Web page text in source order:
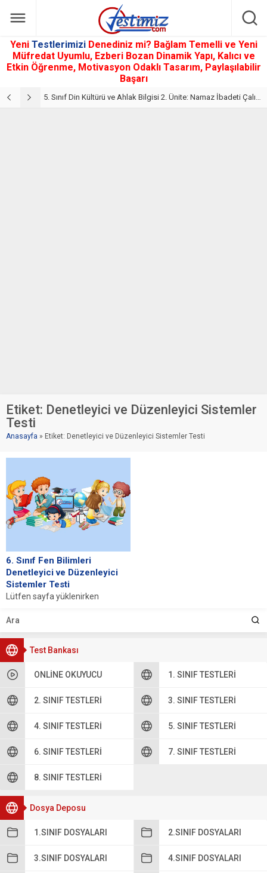
Yeni Testlerimizi Denediniz mi? Bağlam Temelli ve Yeni
Müfredat Uyumlu, Ezberi Bozan Dinamik Yapı, Kalıcı ve
Etkin Öğrenme, Motivasyon Odaklı Tasarım, Paylaşılabilir
Başarı
5. Sınıf Namaz İbadeti Ünite Testi – Online Çöz
Test Bankası
ONLINE OKUYUCU 1. SINIF TESTLERI
2. SINIF TESTLERI 3. SINIF TESTLERI
4. SINIF TESTLERI 5. SINIF TESTLERI
6. SINIF TESTLERI 7. SINIF TESTLERI
8. SINIF TESTLERI
Dosya Deposu
1.SINIF DOSYALARI 2.SINIF DOSYALARI
3.SINIF DOSYALARI 4.SINIF DOSYALARI
Etiket: Denetleyici ve Düzenleyici Sistemler
Testi
Anasayfa » Etiket: Denetleyici ve Düzenleyici Sistemler Testi
6. Sınıf Fen Bilimleri
Denetleyici ve Düzenleyici
Sistemler Testi
Lütfen sayfa yüklenirken
javascript desteğinin etkin
olduğundan emin olunuz. Eğer
sayfa yüklenmediyse buraya...